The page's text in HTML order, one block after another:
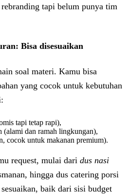
tapi belum punya tim
Bisa disesuaikan
soal materi. Kamu bisa
yang cocok untuk kebutuhan
tapi tetap rapi),
dan ramah lingkungan),
cocok untuk makanan premium).
request, mulai dari dus nasi
hingga dus catering porsi
baik dari sisi budget